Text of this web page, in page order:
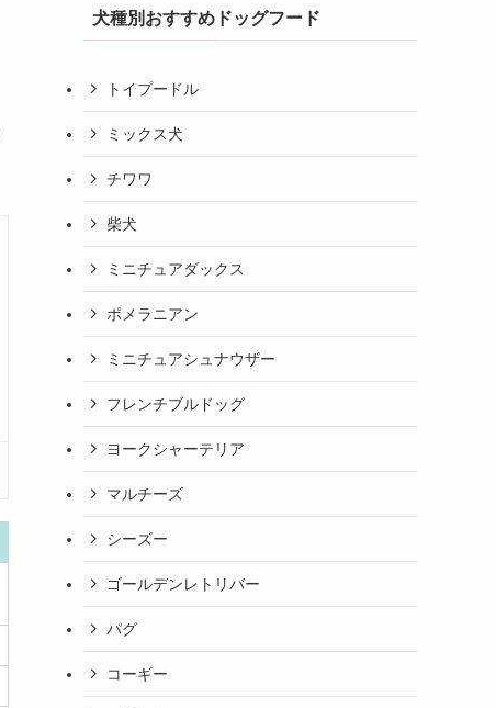
犬種別おすすめドッグフード
トイプードル
ミックス犬
チワワ
柴犬
ミニチュアダックス
ポメラニアン
ミニチュアシュナウザー
フレンチブルドッグ
ヨークシャーテリア
マルチーズ
シーズー
ゴールデンレトリバー
パグ
コーギー